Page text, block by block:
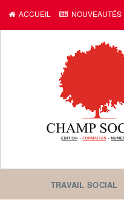
ACCUEIL NOUVEAUTÉS
TRAVAIL SOCIAL